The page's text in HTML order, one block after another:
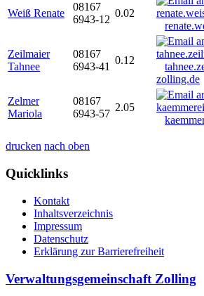
Weiß Renate
08167
6943-12
0.02
Zeilmaier
Tahnee
08167
6943-41
0.12
zolling.de
Zelmer
Mariola
08167
6943-57
2.05
drucken nach oben
Quicklinks
Kontakt
Inhaltsverzeichnis
Impressum
Datenschutz
Erklärung zur Barrierefreiheit
Verwaltungsgemeinschaft Zolling